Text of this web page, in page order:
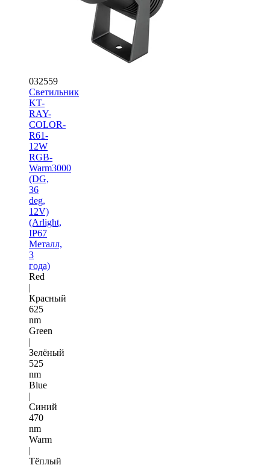
032559
Светильник
KT-
RAY-
COLOR-
R61-
12W
RGB-
Warm3000
(DG,
36
deg,
12V)
(Arlight,
IP67
Металл,
3
года)
Red
|
Красный
625
nm
Green
|
Зелёный
525
nm
Blue
|
Синий
470
nm
Warm
|
Тёплый